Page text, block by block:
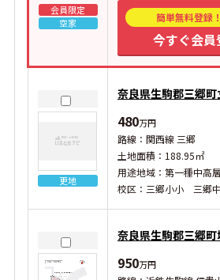
会員限定
空家
簡単無料登録
今すぐ会員
更地
奈良県生駒郡三郷町
480万円
路線：関西線 三郷
土地面積：188.95㎡
用途地域：第一種中高
校区：三郷小小 三郷
奈良県生駒郡三郷町
950万円